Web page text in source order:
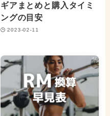
ギアまとめと購入タイミ
ングの目安
2023-02-11